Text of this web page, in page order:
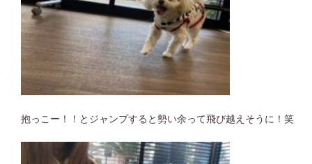
抱っこー！！とジャンプすると勢い余って飛び越えそうに！笑